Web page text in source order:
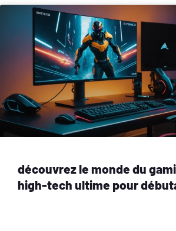
découvrez le monde du
high-tech ultime pour